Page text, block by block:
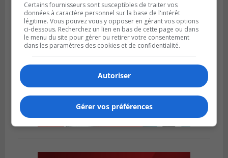
Certains fournisseurs sont susceptibles de traiter vos
données à caractère personnel sur la base de l'intérêt
légitime. Vous pouvez vous y opposer en gérant vos options
ci-dessous. Recherchez un lien en bas de cette page ou dans
le menu du site pour gérer ou retirer votre consentement
dans les paramètres des cookies et de confidentialité.
Autoriser
Gérer vos préférences